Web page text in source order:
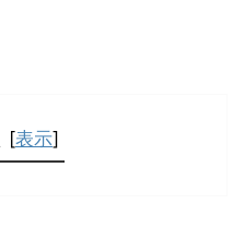
[表示]